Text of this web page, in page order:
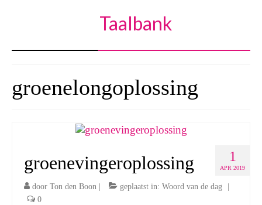
Taalbank
groenelongoplossing
1
APR 2019
groenevingeroplossing
door Ton den Boon | geplaatst in: Woord van de dag
|
0